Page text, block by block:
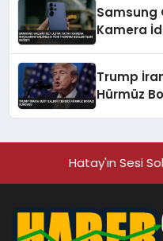
Samsung
Kamera
Trump
Hürmüz
Hatay'ın Sesi